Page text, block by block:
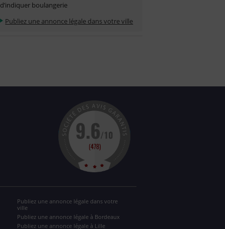
d’indiquer boulangerie
Publiez une annonce légale dans votre ville
Publiez une annonce légale dans votre
ville
Publiez une annonce légale à Bordeaux
Publiez une annonce légale à Lille